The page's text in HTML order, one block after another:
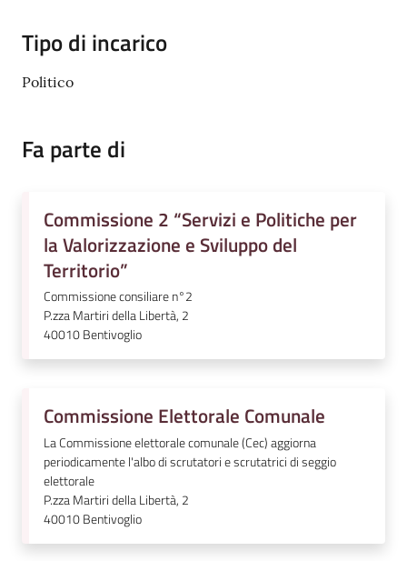
t
r
o
Tutti
argomenti...
Seguici
Tipo di incarico
Politico
Fa parte di
Commissione 2 “Servizi e Politiche per
la Valorizzazione e Sviluppo del
Territorio”
Commissione consiliare n°2
P.zza Martiri della Libertà, 2
40010Bentivoglio
Commissione Elettorale Comunale
La Commissione elettorale comunale (Cec) aggiorna
periodicamente l'albo di scrutatori e scrutatrici di seggio
elettorale
P.zza Martiri della Libertà, 2
40010Bentivoglio